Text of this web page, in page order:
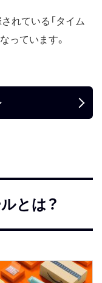
れている「タイム
っています。
とは？